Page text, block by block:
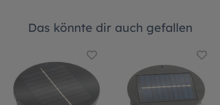
Das könnte dir auch gefallen